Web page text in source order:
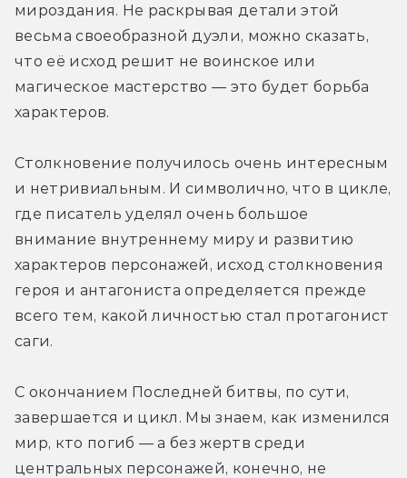
мироздания. Не раскрывая детали этой
весьма своеобразной дуэли, можно сказать,
что её исход решит не воинское или
магическое мастерство — это будет борьба
характеров.
Столкновение получилось очень интересным
и нетривиальным. И символично, что в цикле,
где писатель уделял очень большое
внимание внутреннему миру и развитию
характеров персонажей, исход столкновения
героя и антагониста определяется прежде
всего тем, какой личностью стал протагонист
саги.
С окончанием Последней битвы, по сути,
завершается и цикл. Мы знаем, как изменился
мир, кто погиб — а без жертв среди
центральных персонажей, конечно, не